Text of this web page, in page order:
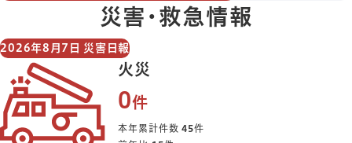
災害・救急情報
2026年8月7日 災害日報
火災
0件
本年累計件数45件